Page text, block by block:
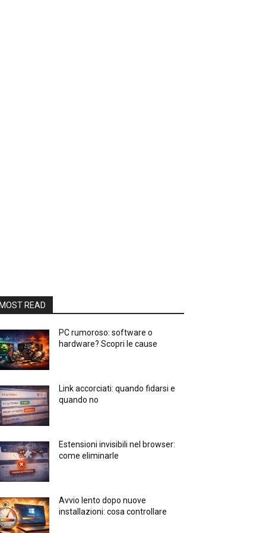
MOST READ
PC rumoroso: software o
hardware? Scopri le cause
Link accorciati: quando fidarsi e
quando no
Estensioni invisibili nel browser:
come eliminarle
Avvio lento dopo nuove
installazioni: cosa controllare